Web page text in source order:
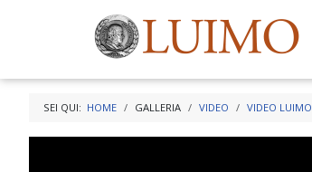
SEI QUI: HOME GALLERIA VIDEO VIDEO LUIMO